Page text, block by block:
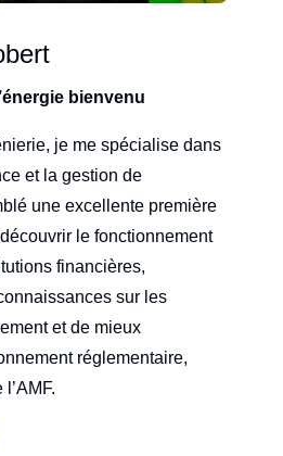
bienvenu
je me spécialise dans
et la gestion de
une excellente première
le fonctionnement
financières,
sur les
et de mieux
réglementaire,